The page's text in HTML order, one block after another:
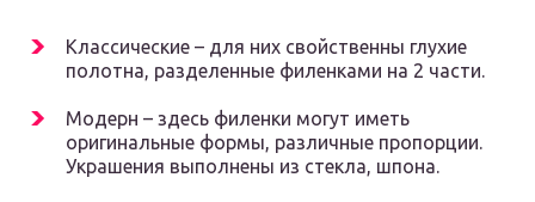
Классические – для них свойственны глухие
полотна, разделенные филенками на 2 части.
Модерн – здесь филенки могут иметь
оригинальные формы, различные пропорции.
Украшения выполнены из стекла, шпона.